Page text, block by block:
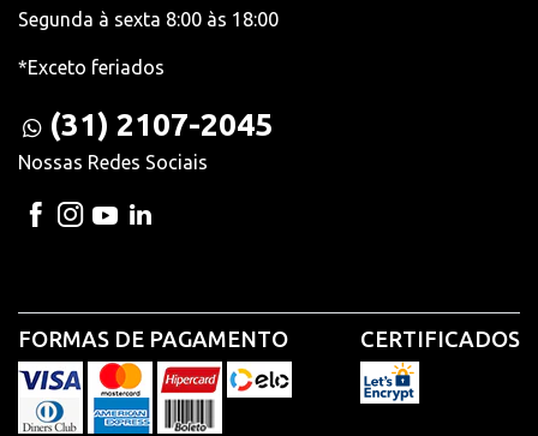
Segunda à sexta 8:00 às 18:00
*Exceto feriados
(31) 2107-2045
Nossas Redes Sociais
FORMAS DE PAGAMENTO CERTIFICADOS